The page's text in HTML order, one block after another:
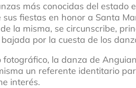
más conocidas del estado
fiestas en honor a Santa
la misma, se circunscribe,
por la cuesta de los
la danza de
un referente identitario
interés.